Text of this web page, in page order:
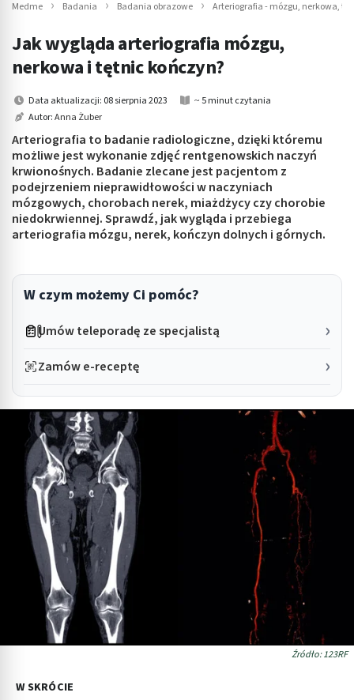
Medme Badania Badania obrazowe Arteriografia - mózgu, nerkowa,
Jak wygląda arteriografia mózgu,
nerkowa i tętnic kończyn?
Data aktualizacji: 08 sierpnia 2023
~ 5 minut czytania
Autor:Anna Żuber
Arteriografia to badanie radiologiczne, dzięki któremu
możliwe jest wykonanie zdjęć rentgenowskich naczyń
krwionośnych. Badanie zlecane jest pacjentom z
podejrzeniem nieprawidłowości w naczyniach
mózgowych, chorobach nerek, miażdżycy czy chorobie
niedokrwiennej. Sprawdź, jak wygląda i przebiega
arteriografia mózgu, nerek, kończyn dolnych i górnych.
W czym możemy Ci pomóc?
Umów teleporadę ze specjalistą
Zamów e-receptę
Źródło: 123RF
W SKRÓCIE